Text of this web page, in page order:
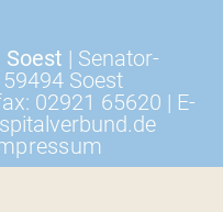
| Senator-
Soest
02921 65620 | E-